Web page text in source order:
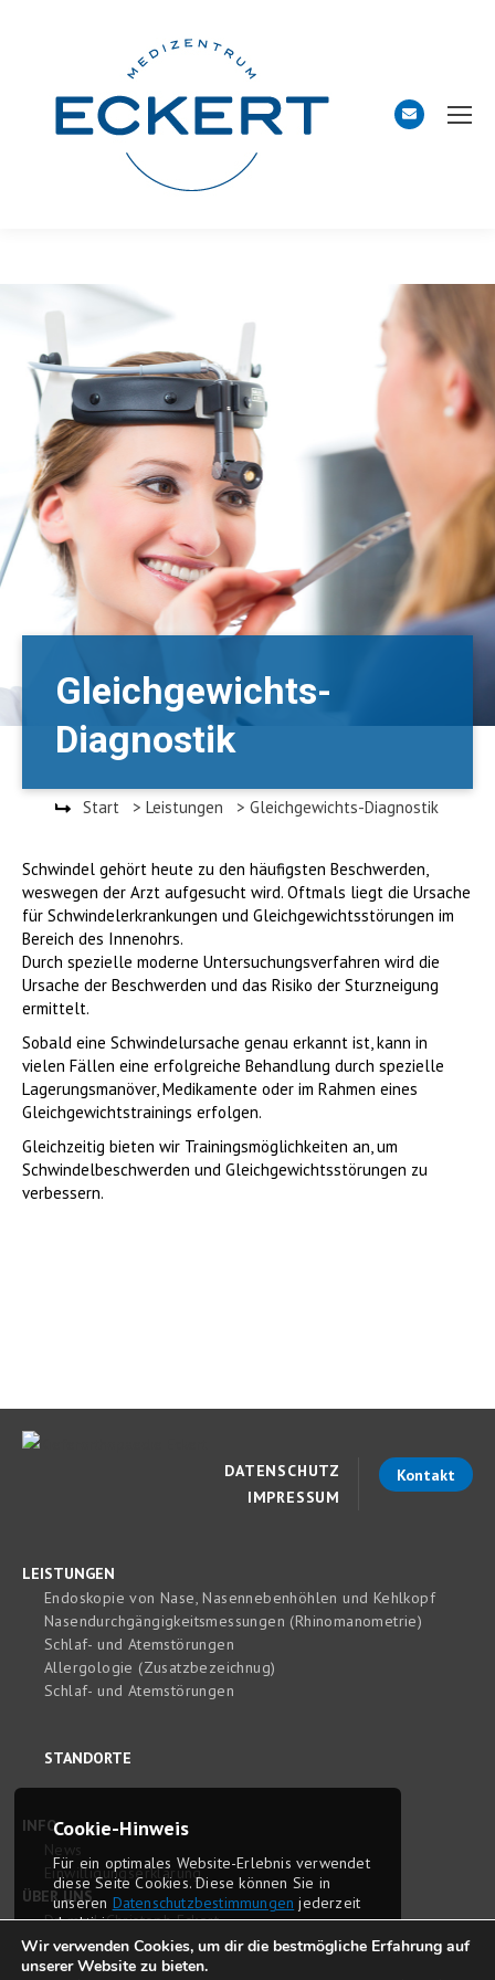
Gleichgewichts-
Diagnostik
Start Leistungen Gleichgewichts-Diagnostik
Schwindel gehört heute zu den häufigsten Beschwerden,
weswegen der Arzt aufgesucht wird. Oftmals liegt die Ursache
für Schwindelerkrankungen und Gleich­gewichtsstörungen im
Bereich des Innenohrs.
Durch spezielle moderne Untersuchungsverfahren wird die
Ursache der Beschwerden und das Risiko der Sturzneigung
ermittelt.
Sobald eine Schwindelursache genau erkannt ist, kann in
vielen Fällen eine erfolgreiche Behandlung durch spezielle
Lagerungsmanöver, Medikamente oder im Rahmen eines
Gleichgewichtstrainings erfolgen.
Gleichzeitig bieten wir Trainingsmöglichkeiten an, um
Schwindelbeschwerden und Gleich­gewichts­störungen zu
verbessern.
DATENSCHUTZ
IMPRESSUM
Kontakt
LEISTUNGEN
Endoskopie von Nase, Nasennebenhöhlen und Kehlkopf
Nasendurchgängigkeitsmessungen (Rhinomanometrie)
Schlaf- und Atemstörungen
Allergologie (Zusatzbezeichnug)
Schlaf- und Atemstörungen
STANDORTE
INFO
News
Einwilligungserklärung
ÜBER UNS
Dr. med. Christoph Eckert
Dr. med. Sophie Eckert
Delyana Tomova-Berlin
Wir verwenden Cookies, um dir die bestmögliche Erfahrung auf
unserer Website zu bieten.
Cookie-Hinweis
Für ein optimales Website-Erlebnis ver­wendet
diese Seite Cookies. Diese können Sie in
unseren Daten­schutz­bestim­mungen jederzeit
deaktivieren.
OK